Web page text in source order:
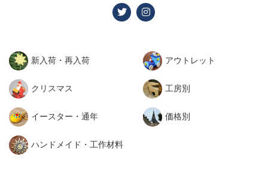
新入荷・再入荷
クリスマス
イースター・通年
ハンドメイド・工作材料
アウトレット
工房別
価格別